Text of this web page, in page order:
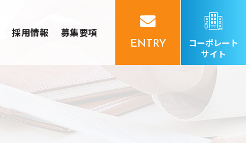
採用情報 募集要項
ENTRY
コーポレート
サイト